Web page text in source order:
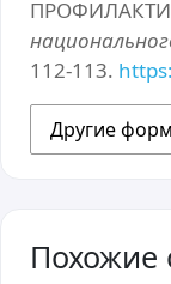
112-113.
Другие
Похожие